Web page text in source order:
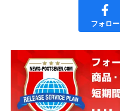
フォロー